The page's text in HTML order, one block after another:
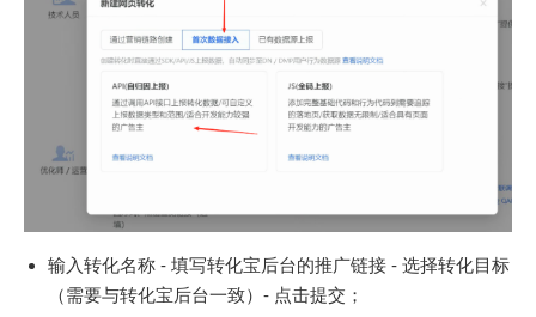
输入转化名称 - 填写转化宝后台的推广链接 - 选择转化目标
（需要与转化宝后台一致）- 点击提交；